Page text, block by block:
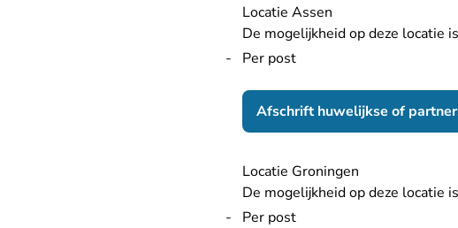
Locatie Assen
De mogelijkheid op deze locatie
Per post
Afschrift huwelijkse of
Locatie Groningen
De mogelijkheid op deze locatie
Per post